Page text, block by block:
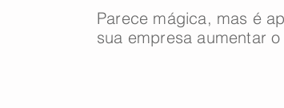
Parece mágica, mas é
sua empresa aumentar